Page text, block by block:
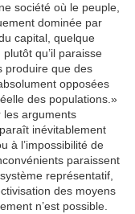
société où le peuple,
dominée par
capital, quelque
qu’il paraisse
produire que des
opposées
des populations.»
les arguments
inévitablement
à l’impossibilité de
paraissent
représentatif,
des moyens
n’est possible.